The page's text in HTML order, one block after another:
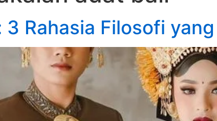
3 Rahasia Filosofi